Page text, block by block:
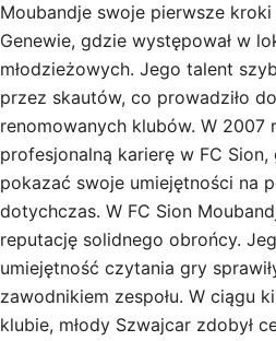
Moubandje swoje pierwsze kroki
Genewie, gdzie występował w
młodzieżowych. Jego talent
przez skautów, co prowadziło
renomowanych klubów. W 2007
profesjonalną karierę w FC Sion,
pokazać swoje umiejętności na
dotychczas. W FC Sion
reputację solidnego obrońcy.
umiejętność czytania gry
zawodnikiem zespołu. W ciągu
klubie, młody Szwajcar zdobył